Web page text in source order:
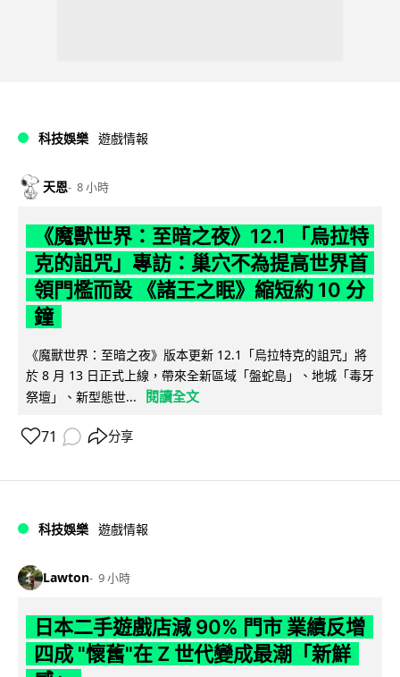
科技娛樂 遊戲情報
天恩 8 小時
《魔獸世界：至暗之夜》12.1 「烏拉特
克的詛咒」專訪：巢穴不為提高世界首
領門檻而設 《諸王之眠》縮短約 10 分
鐘
《魔獸世界：至暗之夜》版本更新 12.1「烏拉特克的詛咒」將
於 8 月 13 日正式上線，帶來全新區域「盤蛇島」、地城「毒牙
祭壇」、新型態世...
閱讀全文
71 分享
科技娛樂 遊戲情報
Lawton 9 小時
日本二手遊戲店減 90% 門市 業績反增
四成 "懷舊"在 Z 世代變成最潮「新鮮